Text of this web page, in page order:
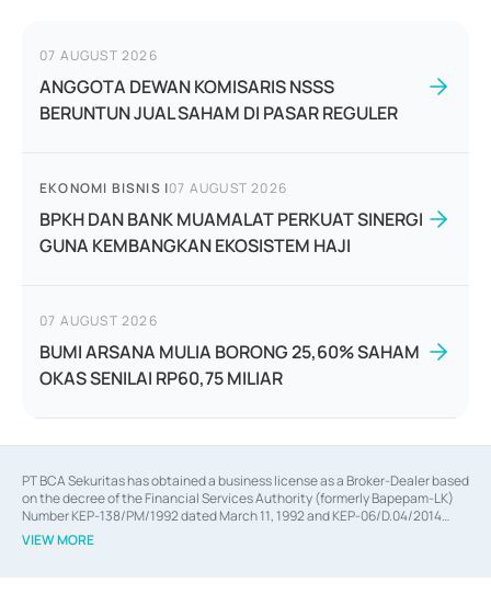
07 AUGUST 2026
ANGGOTA DEWAN KOMISARIS NSSS
BERUNTUN JUAL SAHAM DI PASAR REGULER
EKONOMI BISNIS |07 AUGUST 2026
BPKH DAN BANK MUAMALAT PERKUAT SINERGI
GUNA KEMBANGKAN EKOSISTEM HAJI
07 AUGUST 2026
BUMI ARSANA MULIA BORONG 25,60% SAHAM
OKAS SENILAI RP60,75 MILIAR
PT BCA Sekuritas has obtained a business license as a Broker-Dealer based
on the decree of the Financial Services Authority (formerly Bapepam-LK)
Number KEP-138/PM/1992 dated March 11, 1992 and KEP-06/D.04/2014
dated February 28, 2014, a business license as an Underwriter based on the
decree of the Financial Services Authority Number KEP-12/PM/PEE/1997
VIEW MORE